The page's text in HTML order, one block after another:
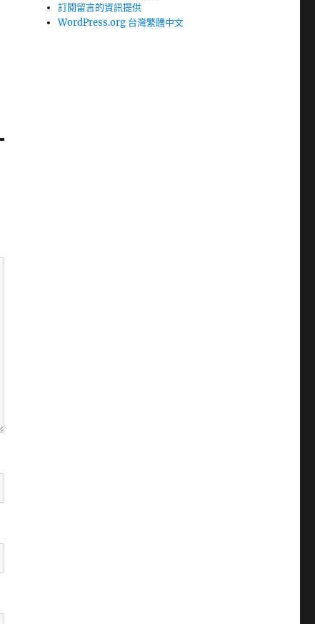
訂閱留言的資訊提供
WordPress.org 台灣繁體中文